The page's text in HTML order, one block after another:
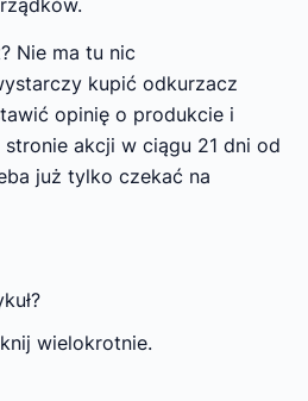
Nie ma tu nic
kupić odkurzacz
opinię o produkcie i
akcji w ciągu 21 dni od
już tylko czekać na
wielokrotnie.